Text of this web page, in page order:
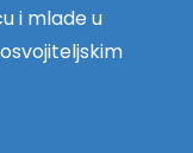
i mlade u